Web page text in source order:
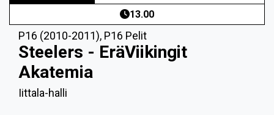
13.00
P16 (2010-2011), P16 Pelit
Steelers - EräViikingit
Akatemia
Iittala-halli